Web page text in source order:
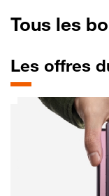
Tous les
Les offres